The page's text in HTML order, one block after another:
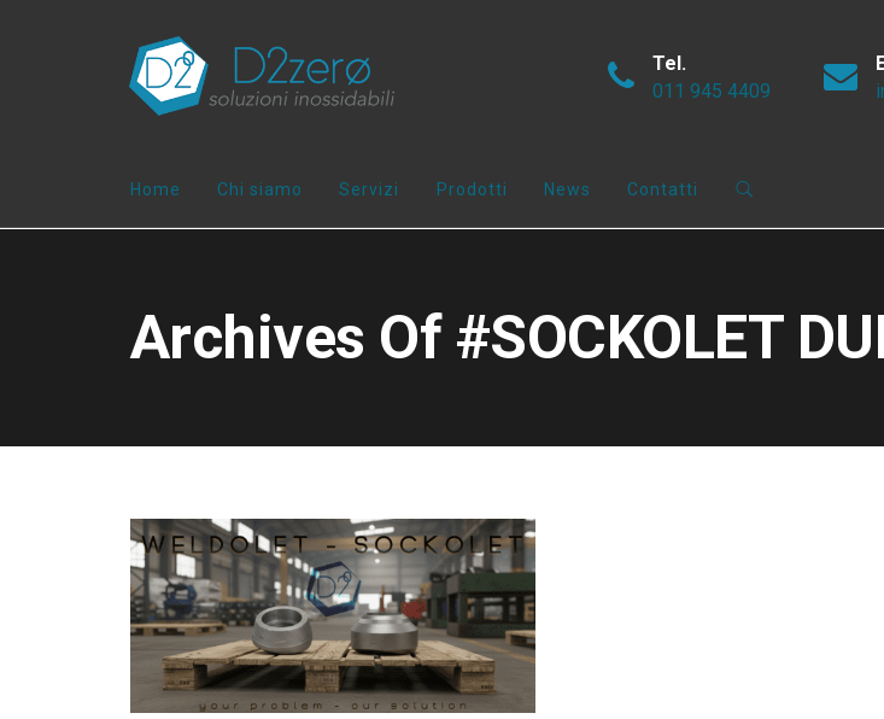
Tel.
011 945 4409
Home Chi siamo Servizi Prodotti News Contatti
Archives Of #SOCKOLET